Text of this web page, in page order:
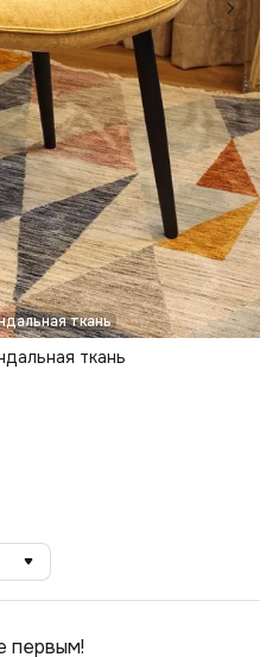
ткань
ткань
первым!